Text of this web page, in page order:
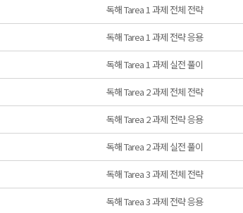
독해 Tarea 1 과제 전체 전략
독해 Tarea 1 과제 전략 응용
독해 Tarea 1 과제 실전 풀이
독해 Tarea 2 과제 전체 전략
독해 Tarea 2 과제 전략 응용
독해 Tarea 2 과제 실전 풀이
독해 Tarea 3 과제 전체 전략
독해 Tarea 3 과제 전략 응용